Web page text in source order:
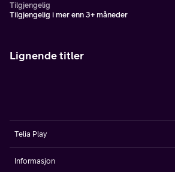
Tilgjengelig
Tilgjengelig i mer enn 3+ måneder
Lignende titler
Telia Play
Informasjon